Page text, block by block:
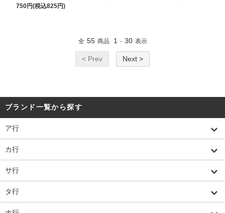
750円(税込825円)
全 55 商品 1 - 30 表示
< Prev Next >
ブランド一覧から探す
ア行
カ行
サ行
タ行